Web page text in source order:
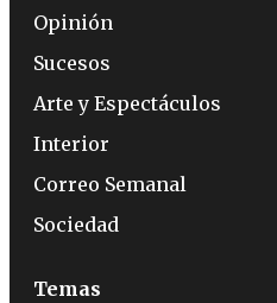
Opinión
Sucesos
Arte y Espectáculos
Interior
Correo Semanal
Sociedad
Temas